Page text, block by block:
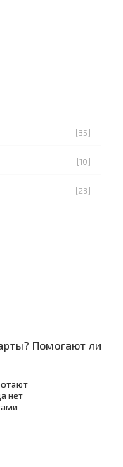
[35]
[10]
[23]
Помогают ли
нет